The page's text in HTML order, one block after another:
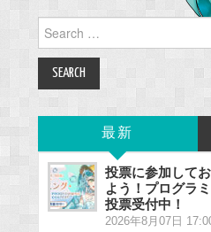
Search
for:
最新
投票に参加して
よう！プログラ
投票受付中！
2026年8月07日